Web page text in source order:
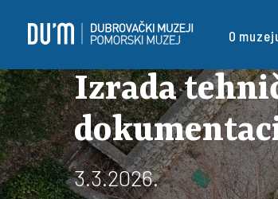
O
Izrada
3.3.2026.